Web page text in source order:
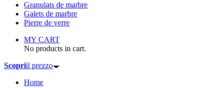
Granulats de marbre
Galets de marbre
Pierre de verre
MY CART
No products in cart.
Scopriil prezzo
Home